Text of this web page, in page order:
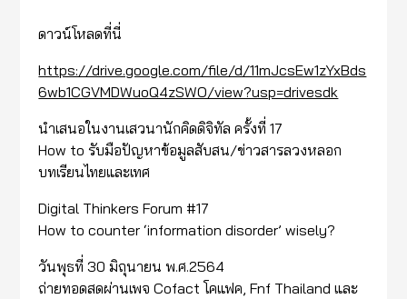
ดาวน์โหลดที่นี่
https://drive.google.com/file/d/11mJcsEw1zYxBds
6wb1CGVMDWuoQ4zSWO/view?usp=drivesdk
นำเสนอในงานเสวนานักคิดดิจิทัล ครั้งที่ 17
How to รับมือปัญหาข้อมูลสับสน/ข่าวสารลวงหลอก
บทเรียนไทยและเทศ
Digital Thinkers Forum #17
How to counter ‘information disorder’ wisely?
วันพุธที่ 30 มิถุนายน พ.ศ.2564
ถ่ายทอดสดผ่านเพจ Cofact โคแฟค, Fnf Thailand และ